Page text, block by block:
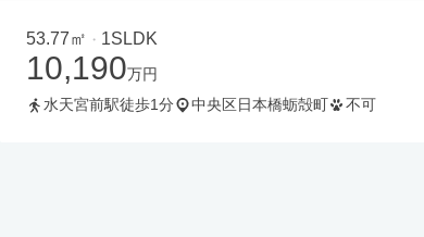
53.77㎡ ・ 1SLDK
10,190万円
水天宮前駅徒歩1分
中央区日本橋蛎殻町 不可